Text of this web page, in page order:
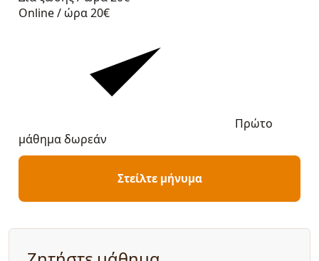
Online / ώρα 20€
Πρώτο
μάθημα δωρεάν
Στείλτε μήνυμα